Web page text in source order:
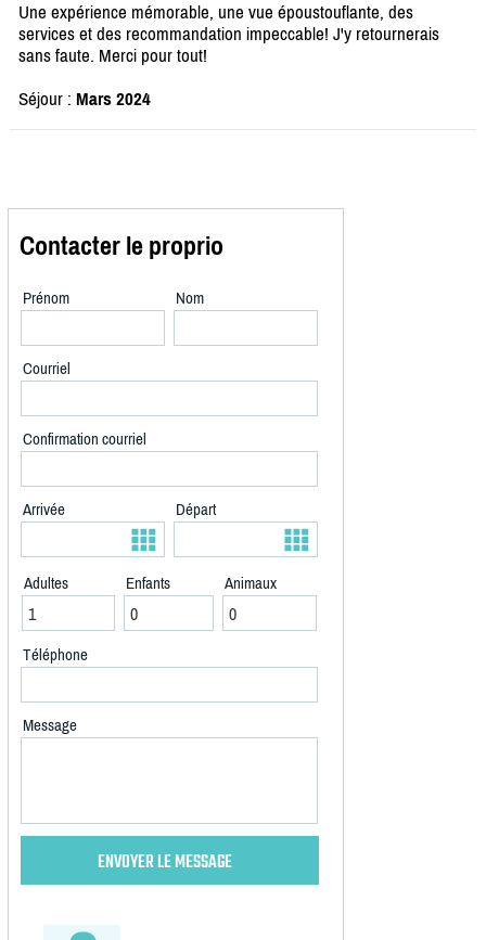
Une expérience mémorable, une vue époustouflante, des
services et des recommandation impeccable! J'y retournerais
sans faute. Merci pour tout!
Séjour : Mars 2024
Contacter le proprio
Prénom Nom
Courriel
Confirmation courriel
Arrivée Départ
Adultes Enfants Animaux
Téléphone
Message